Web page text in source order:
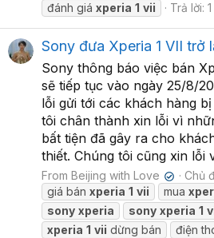
đánh giá xperia 1 vii Trả lời: 1
Sony đưa Xperia 1 VII trở
Sony thông báo việc bán
sẽ tiếp tục vào ngày 25/8/
lỗi gửi tới các khách hàng
tôi chân thành xin lỗi vì
bất tiện đã gây ra cho
thiết. Chúng tôi cũng xin lỗi
From Beijing with Love ✔ Chủ
giá bán xperia 1 vii mua
sony xperia sony xperia 1
xperia 1 vii dừng bán điện